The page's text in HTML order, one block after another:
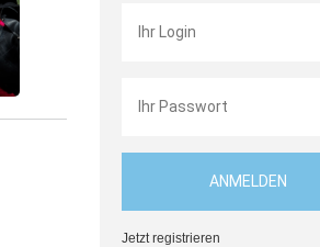
Jetzt registrieren